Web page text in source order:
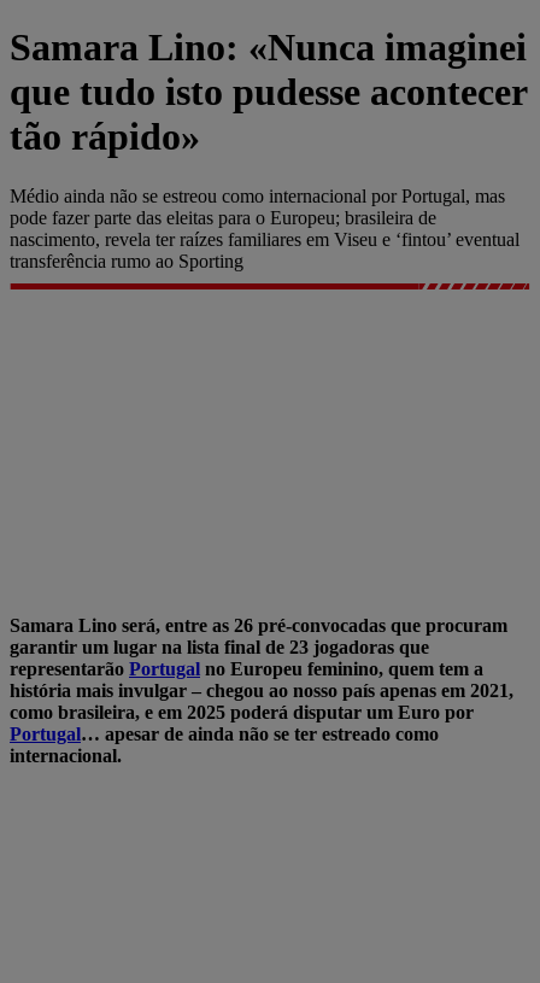
Samara Lino: «Nunca imaginei
que tudo isto pudesse acontecer
tão rápido»
Médio ainda não se estreou como internacional por Portugal, mas
pode fazer parte das eleitas para o Europeu; brasileira de
nascimento, revela ter raízes familiares em Viseu e ‘fintou’ eventual
transferência rumo ao Sporting
Samara Lino será, entre as 26 pré-convocadas que procuram
garantir um lugar na lista final de 23 jogadoras que
representarão Portugal no Europeu feminino, quem tem a
história mais invulgar – chegou ao nosso país apenas em 2021,
como brasileira, e em 2025 poderá disputar um Euro por
Portugal… apesar de ainda não se ter estreado como
internacional.